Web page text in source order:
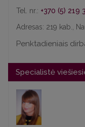
Tel. nr.: +370 (5) 219
Adresas: 219 kab.,
Penktadieniais
Specialistė